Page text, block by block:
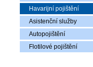
Havarijní pojištění
Asistenční služby
Autopojištění
Flotilové pojištění